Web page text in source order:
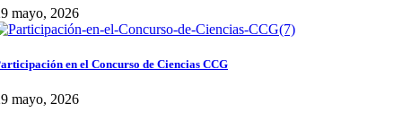
mayo, 2026
en el Concurso de Ciencias CCG
mayo, 2026